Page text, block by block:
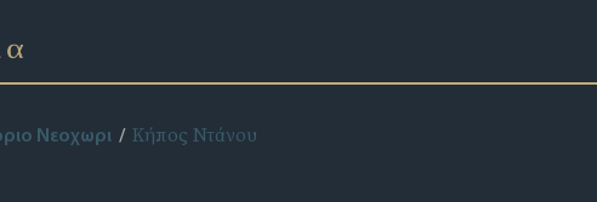
Νεοχωρι Κήπος Ντάνου